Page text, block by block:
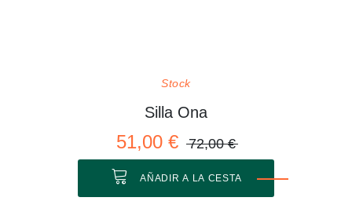
Stock
Silla Ona
51,00 € 72,00 €
AÑADIR A LA CESTA